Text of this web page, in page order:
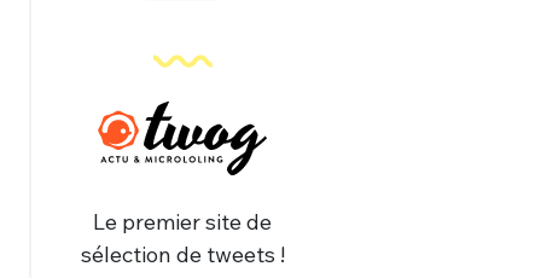
Le premier site de
sélection de tweets !